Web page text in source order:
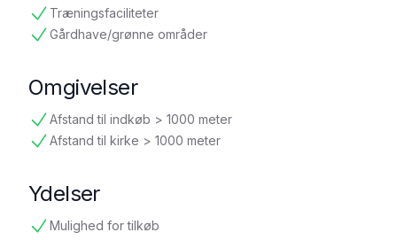
Træningsfaciliteter
tilgængelig
Gårdhave/grønne områder
tilgængelig
Omgivelser
Afstand til indkøb > 1000 meter
tilgængelig
Afstand til kirke > 1000 meter
tilgængelig
Ydelser
Mulighed for tilkøb
tilgængelig